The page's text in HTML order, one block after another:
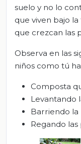
suelo y no lo
que viven bajo
que crezcan las
Observa en las
niños como tú
Composta
Levantando
Barriendo la
Regando las